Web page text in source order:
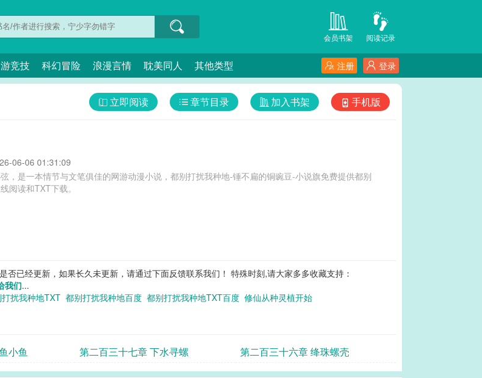
阅读记录
会员书架
竞技 科幻冒险 浪漫言情 耽美同人 其他类型 登录
注册
手机版
加入书架
章节目录
立即阅读
06-06 01:31:09
，是一本情节与文笔俱佳的网游动漫小说，都别打扰我种地-锤不扁的铜豌豆-小说旗免费提供都别
阅读和TXT下载。
否已经更新，如果长久未更新，请通过下面反馈联系我们！ 特殊时刻,请大家多多收藏支持：
我们...
扰我种地TXT 都别打扰我种地百度 都别打扰我种地TXT百度 修仙从种灵植开始
小鱼 第二百三十七章 下水寻螺 第二百三十六章 绛珠螺壳